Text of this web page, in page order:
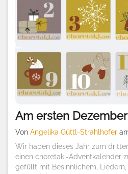
Am ersten
Von Angelika Güttl-Strahlhofer
Wir haben dieses Jahr zum
einen choretaki-Adventkalender
gefüllt mit Besinnlichem, Liedern,